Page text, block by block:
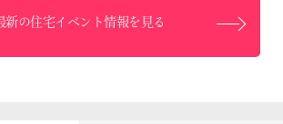
新の住宅イベント情報を見る